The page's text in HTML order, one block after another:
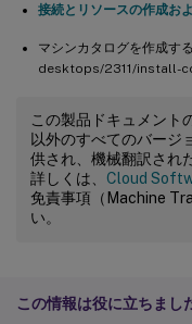
接続とリソースの作成お
マシンカタログを作成
desktops/2311/install-
この製品ドキュメント
以外のすべてのバージ
供され、機械翻訳され
詳しくは、 Cloud
免責事項（Machine
い。
この情報は役に立ちまし